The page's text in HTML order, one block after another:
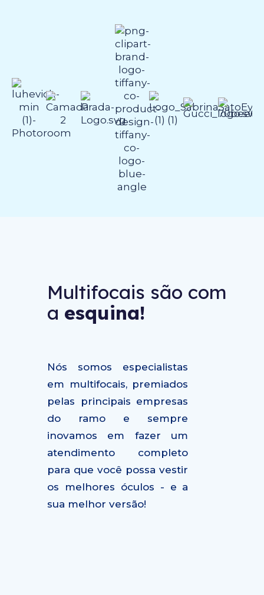
Multifocais são com
a esquina!
Nós somos especialistas
em multifocais, premiados
pelas principais empresas
do ramo e sempre
inovamos em fazer um
atendimento completo
para que você possa vestir
os melhores óculos - e a
sua melhor versão!